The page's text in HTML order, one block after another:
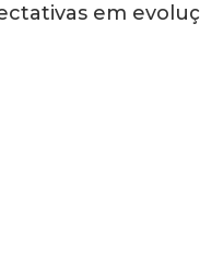
em